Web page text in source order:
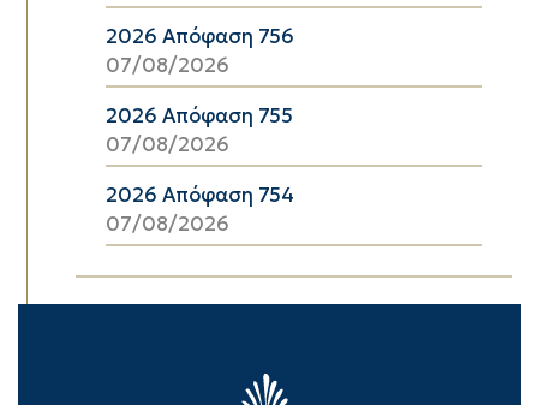
2026 Απόφαση 756
07/08/2026
2026 Απόφαση 755
07/08/2026
2026 Απόφαση 754
07/08/2026